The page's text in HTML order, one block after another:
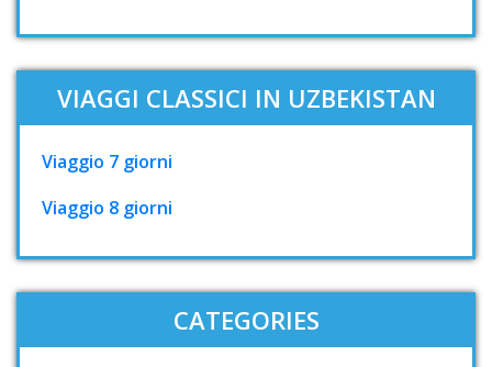
VIAGGI CLASSICI IN UZBEKISTAN
Viaggio 7 giorni
Viaggio 8 giorni
CATEGORIES